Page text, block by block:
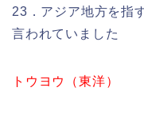
23．アジア地方を指
言われていました
トウヨウ（東洋）